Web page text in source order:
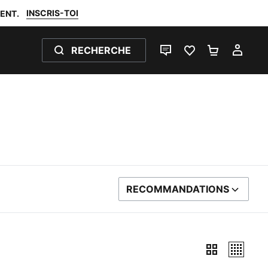
INSCRIS-TOI
RECHERCHE
LIVE CHATFAVORIS 0PANIER 0
TRIER PAR
RECOMMANDATIONS